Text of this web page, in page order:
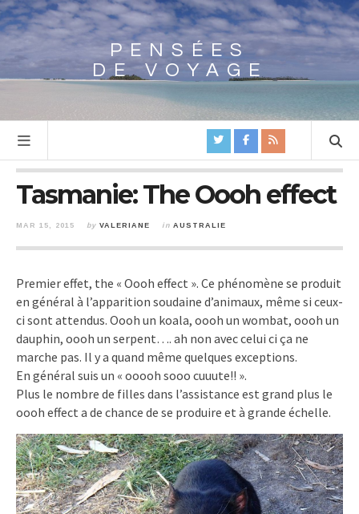
Array
PENSÉES
DE VOYAGE
Tasmanie: The Oooh effect
MAR 15, 2015 by VALERIANE in AUSTRALIE
Premier effet, the « Oooh effect ». Ce phénomène se produit
en général à l’apparition soudaine d’animaux, même si ceux-
ci sont attendus. Oooh un koala, oooh un wombat, oooh un
dauphin, oooh un serpent…. ah non avec celui ci ça ne
marche pas. Il y a quand même quelques exceptions.
En général suis un « ooooh sooo cuuute!! ».
Plus le nombre de filles dans l’assistance est grand plus le
oooh effect a de chance de se produire et à grande échelle.